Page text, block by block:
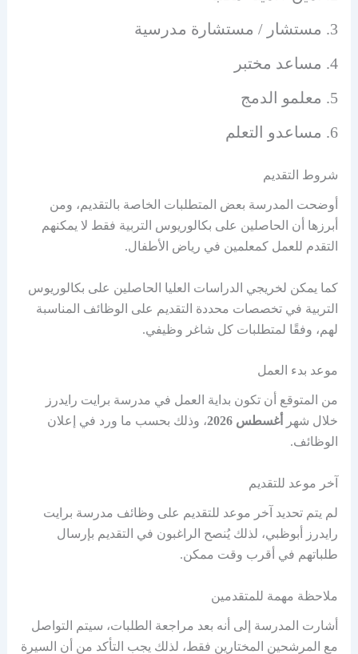
مستشار / مستشارة مدرسية
مساعد مختبر
معلمو الدمج
مساعدو التعلم
شروط التقديم
أوضحت المدرسة بعض المتطلبات الخاصة بالتقديم، ومن
أبرزها أن الحاصلين على بكالوريوس التربية فقط لا يمكنهم
التقدم للعمل كمعلمين في رياض الأطفال.
كما يمكن لخريجي الدراسات العليا الحاصلين على بكالوريوس
التربية في تخصصات محددة التقديم على الوظائف المناسبة
لهم، وفقًا لمتطلبات كل شاغر وظيفي.
موعد بدء العمل
من المتوقع أن تكون بداية العمل في مدرسة برايت رايدرز
خلال شهر
أغسطس 2026
، وذلك بحسب ما ورد في إعلان
الوظائف.
آخر موعد للتقديم
لم يتم تحديد آخر موعد للتقديم على وظائف مدرسة برايت
رايدرز أبوظبي، لذلك يُنصح الراغبون في التقديم بإرسال
طلباتهم في أقرب وقت ممكن.
ملاحظة مهمة للمتقدمين
أشارت المدرسة إلى أنه بعد مراجعة الطلبات، سيتم التواصل
مع المرشحين المختارين فقط، لذلك يجب التأكد من أن السيرة